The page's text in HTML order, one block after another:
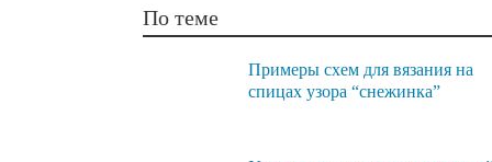
По теме
Примеры схем для вязания на
спицах узора “снежинка”